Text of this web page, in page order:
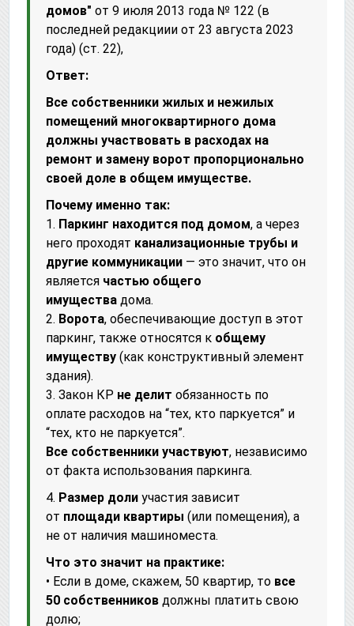
домов" от 9 июля 2013 года № 122 (в
последней редакциии от 23 августа 2023
года) (ст. 22),
Ответ:
Все собственники жилых и нежилых
помещений многоквартирного дома
должны участвовать в расходах на
ремонт и замену ворот пропорционально
своей доле в общем имуществе.
Почему именно так:
1. Паркинг находится под домом, а через
него проходят канализационные трубы и
другие коммуникации — это значит, что он
является частью общего
имущества дома.
2. Ворота, обеспечивающие доступ в этот
паркинг, также относятся к общему
имуществу (как конструктивный элемент
здания).
3. Закон КР не делит обязанность по
оплате расходов на “тех, кто паркуется” и
“тех, кто не паркуется”.
Все собственники участвуют, независимо
от факта использования паркинга.
4. Размер доли участия зависит
от площади квартиры (или помещения), а
не от наличия машиноместа.
Что это значит на практике:
• Если в доме, скажем, 50 квартир, то все
50 собственников должны платить свою
долю;